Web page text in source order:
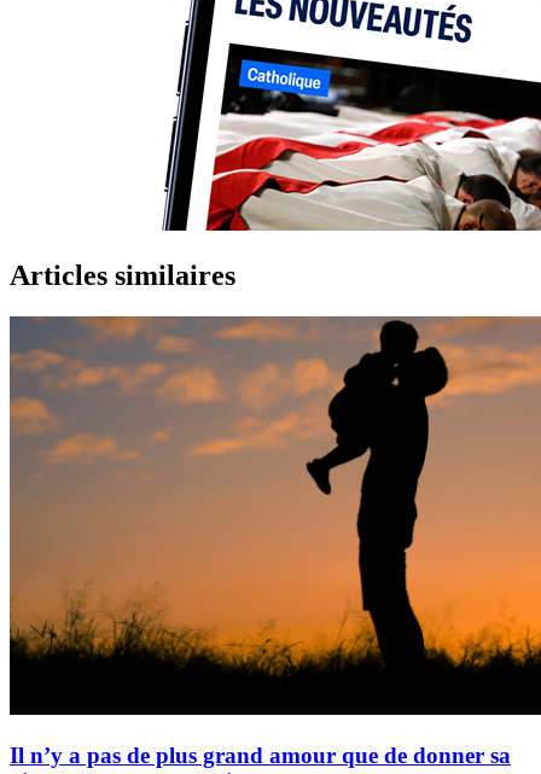
Articles similaires
Il n’y a pas de plus grand amour que de donner sa